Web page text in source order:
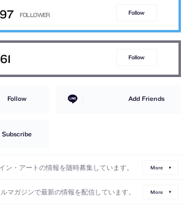
Follow
Follow
Follow Add Friends
Subscribe
ン・アートの情報を随時募集しています。 More
マガジンで最新の情報を配信しています。 More